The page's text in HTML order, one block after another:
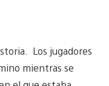
Los jugadores
mientras se